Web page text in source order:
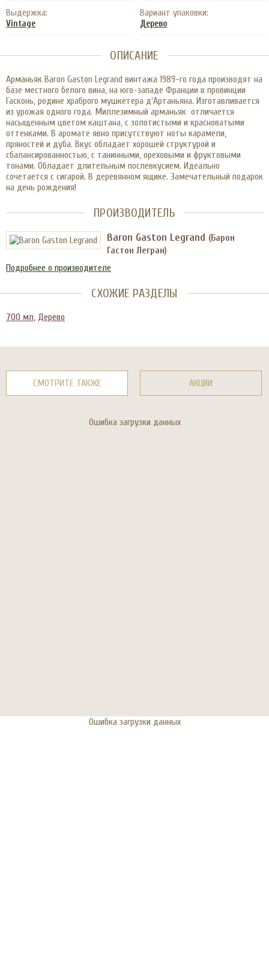
Выдержка:
Vintage
Вариант упаковки:
Дерево
ОПИСАНИЕ
Арманьяк Baron Gaston Legrand винтажа 1989-го года производят на
базе местного белого вина, на юго-западе Франции в провинции
Гасконь, родине храброго мушкетера д'Артаньяна. Изготавливается
из урожая одного года. Миллезимный арманьяк отличается
насыщенным цветом каштана, с золотистыми и красноватыми
оттенками. В аромате явно присутствуют ноты карамели,
пряностей и дуба. Вкус обладает хорошей структурой и
сбалансированностью, с танинными, ореховыми и фруктовыми
тонами. Обладает длительным послевкусием. Идеально
сочетается с сигарой. В деревянном ящике. Замечательный подарок
на день рождения!
ПРОИЗВОДИТЕЛЬ
Baron Gaston Legrand (Барон
Гастон Легран)
Подробнее о производителе
СХОЖИЕ РАЗДЕЛЫ
700 мл, Дерево
СМОТРИТЕ ТАКЖЕ АКЦИИ
Ошибка загрузки данных
Ошибка загрузки данных